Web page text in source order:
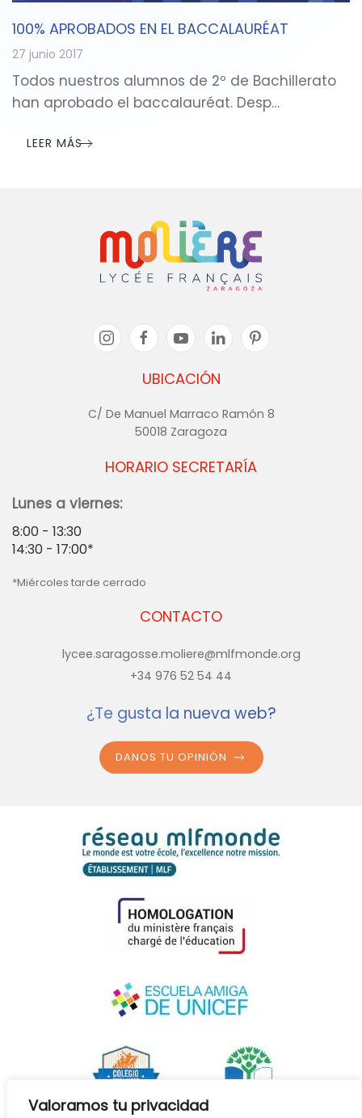
Valoramos tu privacidad
100% APROBADOS EN EL BACCALAURÉAT
27 junio 2017
Todos nuestros alumnos de 2º de Bachillerato
han aprobado el baccalauréat. Desp…
LEER MÁS
UBICACIÓN
C/ De Manuel Marraco Ramón 8
50018 Zaragoza
CONTACTO
lycee.saragosse.moliere@mlfmonde.org
+34 976 52 54 44
HORARIO SECRETARÍA
Lunes a viernes:
8:00 - 13:30
14:30 - 17:00*
*Miércoles tarde cerrado
¿Te gusta la nueva web?
DANOS TU OPINIÓN